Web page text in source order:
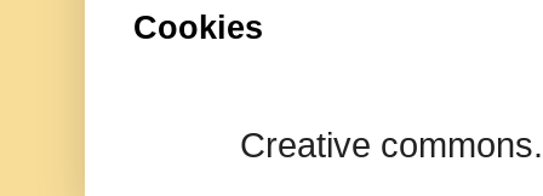
Cookies
Creative